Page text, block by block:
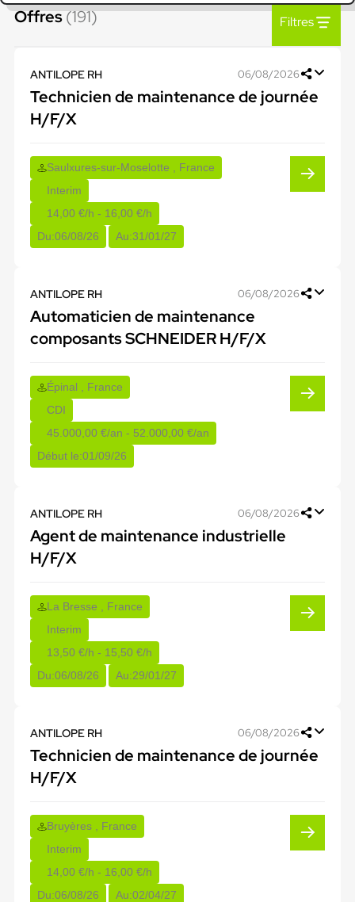
Offres(191) Filtres
ANTILOPE RH 06/08/2026
Technicien de maintenance de journée
H/F/X
Saulxures-sur-Moselotte , France
Interim
14,00 €/h - 16,00 €/h
Du:06/08/26 Au:31/01/27
ANTILOPE RH 06/08/2026
Automaticien de maintenance
composants SCHNEIDER H/F/X
Épinal , France
CDI
45.000,00 €/an - 52.000,00 €/an
Début le:01/09/26
ANTILOPE RH 06/08/2026
Agent de maintenance industrielle
H/F/X
La Bresse , France
Interim
13,50 €/h - 15,50 €/h
Du:06/08/26 Au:29/01/27
ANTILOPE RH 06/08/2026
Technicien de maintenance de journée
H/F/X
Bruyères , France
Interim
14,00 €/h - 16,00 €/h
Du:06/08/26 Au:02/04/27